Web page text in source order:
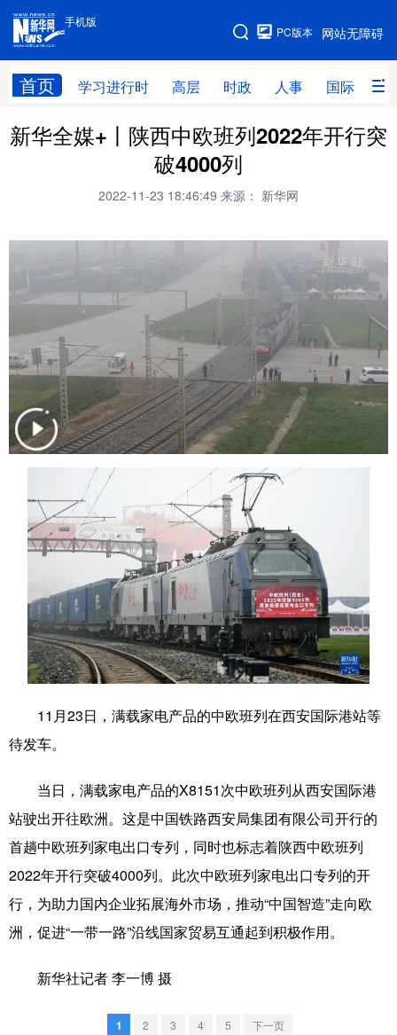
手机版
网站无障碍
PC版本
首页 学习进行时 高层 时政 人事 国际 财
手机版
网站地图
学习进行时 高层 时政 人事
财经 网评
全球连线
科技 科创 量子 体育
视频
法律 中央文件 金融 汽车
食品 人居 信息化
学术中国 乡村振兴 银龄
城市 能源
彩票 娱乐 时尚
公益 一带一路 亚太网
地方频道
北京 天津 河北 山西
辽宁 吉林 上海 江苏
山东 河南 湖北 湖南
广东 广西 海南 重庆
四川 贵州 云南 西藏
陕西 甘肃 青海 宁夏
新华全媒+丨陕西中欧班列2022年开行突
破4000列
2022-11-23 18:46:49 来源： 新华网
11月23日，满载家电产品的中欧班列在西安国际港站等
待发车。
当日，满载家电产品的X8151次中欧班列从西安国际港
站驶出开往欧洲。这是中国铁路西安局集团有限公司开行的
首趟中欧班列家电出口专列，同时也标志着陕西中欧班列
2022年开行突破4000列。此次中欧班列家电出口专列的开
行，为助力国内企业拓展海外市场，推动“中国智造”走向欧
洲，促进“一带一路”沿线国家贸易互通起到积极作用。
新华社记者 李一博 摄
1 2 3 4 5 下一页